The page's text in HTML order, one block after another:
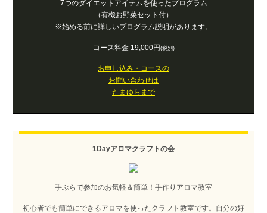
7つのダイエットアイテムを使ったプログラム
（有機お野菜セット付）
※始める前に詳しいプログラム説明があります。
コース料金 19,000円(税別)
お申し込み・コースの
お問い合わせは
たまゆらまで
1Dayアロマクラフトの会
手ぶらで参加のお気軽＆簡単！手作りアロマ教室
初心者でも簡単にできるアロマを使ったクラフト教室です。自分の好